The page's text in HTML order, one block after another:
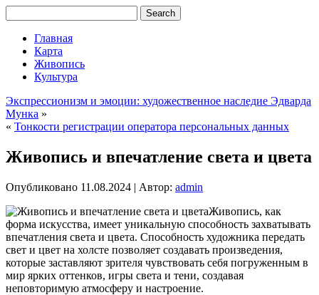
Главная
Карта
Живопись
Культура
Экспрессионизм и эмоции: художественное наследие Эдварда
Мункa »
« Тонкости регистрации оператора персональных данных
Живопись и впечатление света и цвета
Опубликовано 11.08.2024 | Автор: admin
Живопись, как
форма искусства, имеет уникальную способность захватывать
впечатления света и цвета. Способность художника передать
свет и цвет на холсте позволяет создавать произведения,
которые заставляют зрителя чувствовать себя погруженным в
мир ярких оттенков, игры света и тени, создавая
неповторимую атмосферу и настроение.